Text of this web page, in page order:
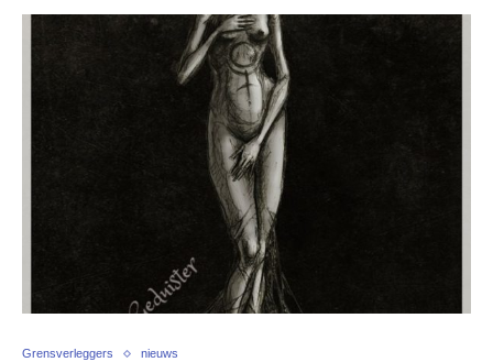
Grensverleggers nieuws